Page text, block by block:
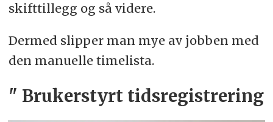
skifttillegg og så videre.
Dermed slipper man mye av jobben med
den manuelle timelista.
" Brukerstyrt tidsregistrering